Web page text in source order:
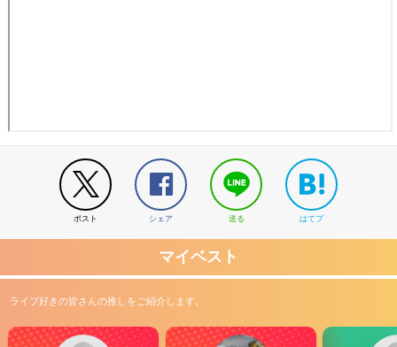
ポスト シェア 送る はてブ
マイベスト
ライブ好きの皆さんの推しをご紹介します。